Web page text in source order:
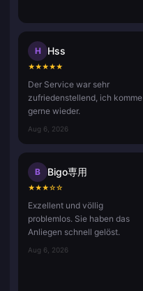
H Hss
★★★★★
Der Service war sehr
zufriedenstellend, ich komme
gerne wieder.
Aug 6, 2026
B Bigo専用
★★★☆☆
Exzellent und völlig
problemlos. Sie haben das
Anliegen schnell gelöst.
Aug 6, 2026